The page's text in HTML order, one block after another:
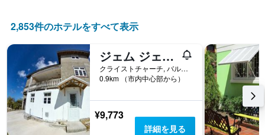
2,853件のホテルをすべて表示
ジェム ジェムス
クライストチャーチ, バルバドス
0.9km （市内中心部から）
¥9,773
詳細を見る